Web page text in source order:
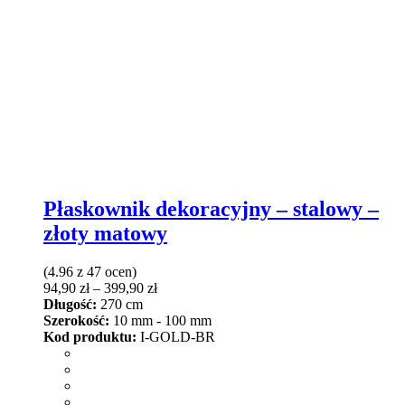
Płaskownik dekoracyjny – stalowy –
złoty matowy
(4.96 z 47 ocen)
94,90 zł – 399,90 złZakres
od
94,90 zł
Długość: 270 cm
Szerokość: 10 mm - 100 mm
Kod produktu: I-GOLD-BR